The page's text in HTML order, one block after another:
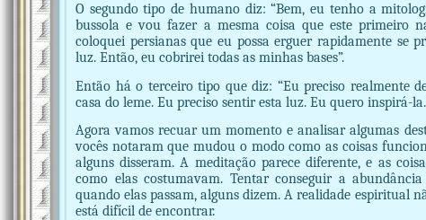
O segundo tipo de humano diz: “Bem, eu tenho a
bussola e vou fazer a mesma coisa que este primeiro
coloquei persianas que eu possa erguer rapidamente se
luz. Então, eu cobrirei todas as minhas bases”.
Então há o terceiro tipo que diz: “Eu preciso realmente
casa do leme. Eu preciso sentir esta luz. Eu quero inspirá-
Agora vamos recuar um momento e analisar algumas
vocês notaram que mudou o modo como as coisas
alguns disseram. A meditação parece diferente, e as
como elas costumavam. Tentar conseguir a
quando elas passam, alguns dizem. A realidade espiritual
está difícil de encontrar.